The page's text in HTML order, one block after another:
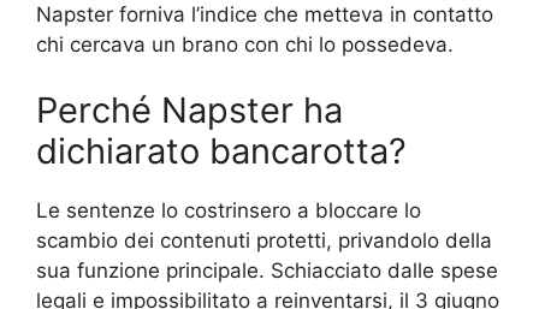
Napster forniva l’indice che metteva in contatto
chi cercava un brano con chi lo possedeva.
Perché Napster ha
dichiarato bancarotta?
Le sentenze lo costrinsero a bloccare lo
scambio dei contenuti protetti, privandolo della
sua funzione principale. Schiacciato dalle spese
legali e impossibilitato a reinventarsi, il 3 giugno